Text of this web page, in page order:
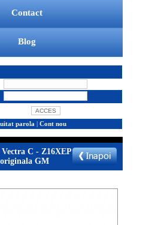
Contact
Blog
parola | Cont nou
C - Z16XEP
GM